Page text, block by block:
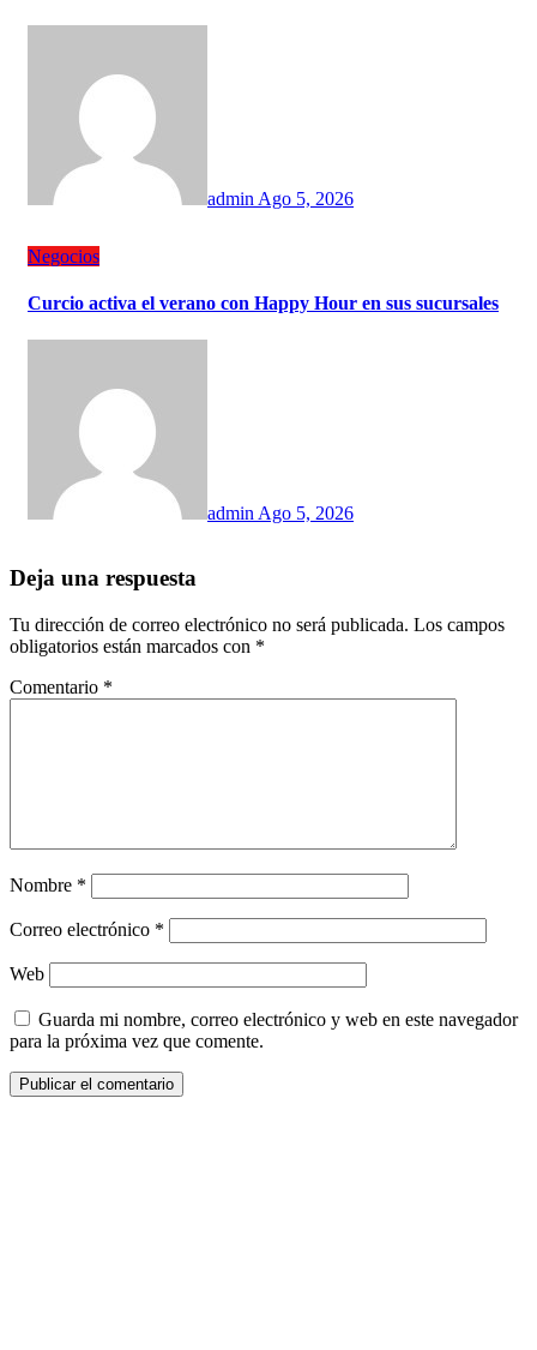
admin Ago 5, 2026
Negocios
Curcio activa el verano con Happy Hour en sus sucursales
admin Ago 5, 2026
Deja una respuesta
Tu dirección de correo electrónico no será publicada. Los campos
obligatorios están marcados con *
Comentario *
Nombre *
Correo electrónico *
Web
Guarda mi nombre, correo electrónico y web en este navegador
para la próxima vez que comente.